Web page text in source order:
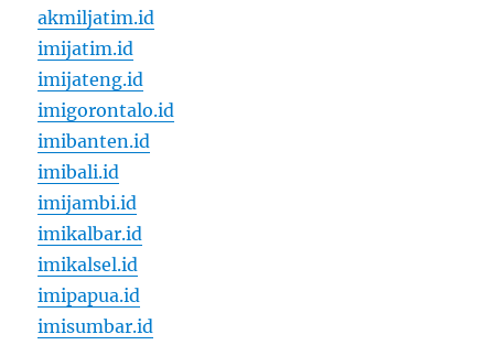
akmiljatim.id
imijatim.id
imijateng.id
imigorontalo.id
imibanten.id
imibali.id
imijambi.id
imikalbar.id
imikalsel.id
imipapua.id
imisumbar.id